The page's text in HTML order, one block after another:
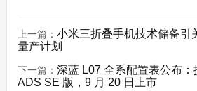
上一篇： 小米三折叠手机技术储备引
量产计划
下一篇： 深蓝 L07 全系配置表公布
ADS SE 版，9 月 20 日上市